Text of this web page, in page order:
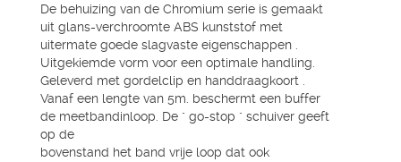
De behuizing van de Chromium serie is gemaakt
uit glans-verchroomte ABS kunststof met
uitermate goede slagvaste eigenschappen .
Uitgekiemde vorm voor een optimale handling.
Geleverd met gordelclip en handdraagkoort .
Vanaf een lengte van 5m. beschermt een buffer
de meetbandinloop. De " go-stop " schuiver geeft
op de
bovenstand het band vrije loop dat ook